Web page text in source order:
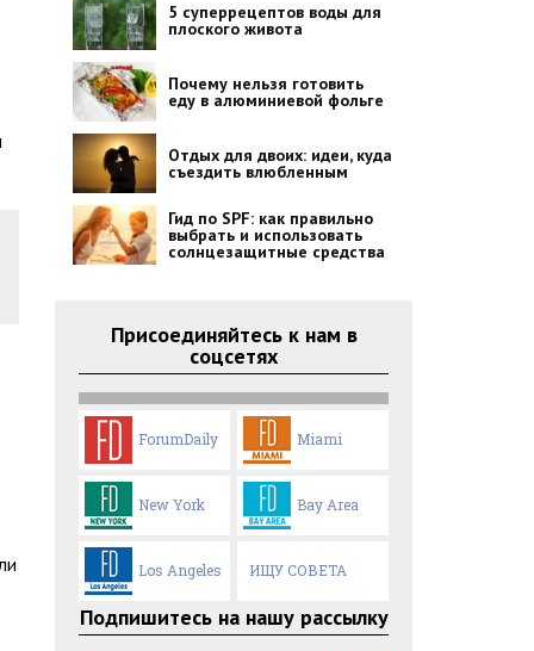
5 суперрецептов воды для
плоского живота
Почему нельзя готовить
еду в алюминиевой фольге
Отдых для двоих: идеи, куда
съездить влюбленным
Гид по SPF: как правильно
выбрать и использовать
солнцезащитные средства
Присоединяйтесь к нам в
соцсетях
ForumDaily Miami
New York Bay Area
Los Angeles ИЩУ СОВЕТА
Подпишитесь на нашу рассылку